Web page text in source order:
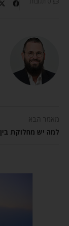
מאמר הבא